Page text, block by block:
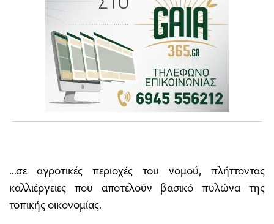
...σε αγροτικές περιοχές του νομού, πλήττοντας
καλλιέργειες που αποτελούν βασικό πυλώνα της
τοπικής οικονομίας.